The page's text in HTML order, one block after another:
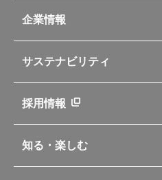
自転車専用ボトル
アパレル小物
新製品一覧
カタログ
イージースモーカーレシピ
レシピ本のご紹介
交換用部品の購入方法
部品の種類や販売状況を調べる
よくあるご質問・お問い合わせ
企業情報
企業理念
会社概要
ニュース
世界のサーモス
サーモスの歴史
サステナビリティ
採用情報
知る・楽しむ